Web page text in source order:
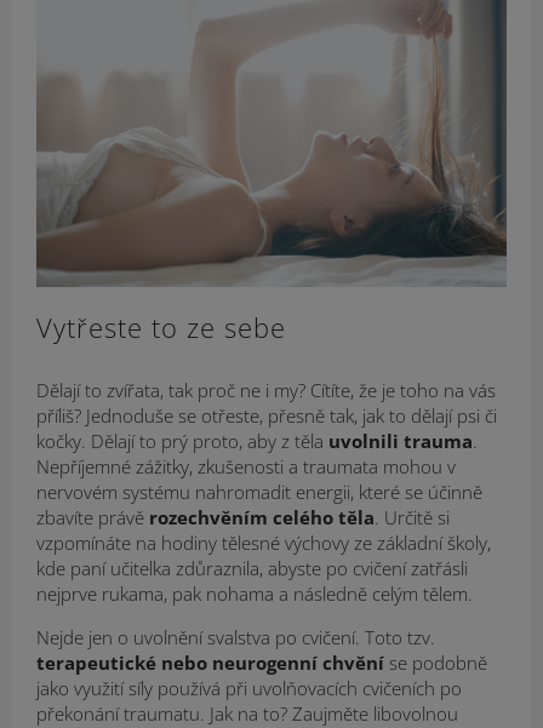
Vytřeste to ze sebe
Dělají to zvířata, tak proč ne i my? Cítíte, že je toho na vás
příliš? Jednoduše se otřeste, přesně tak, jak to dělají psi či
kočky. Dělají to prý proto, aby z těla uvolnili trauma
Nepříjemné zážitky, zkušenosti a traumata mohou v
nervovém systému nahromadit energii, které se účinně
zbavíte právě rozechvěním celého těla . Určitě si
vzpomínáte na hodiny tělesné výchovy ze základní školy,
kde paní učitelka zdůraznila, abyste po cvičení zatřásli
nejprve rukama, pak nohama a následně celým tělem.
Nejde jen o uvolnění svalstva po cvičení. Toto tzv.
terapeutické nebo neurogenní chvění se podobně
jako využití síly používá při uvolňovacích cvičeních po
překonání traumatu. Jak na to? Zaujměte libovolnou